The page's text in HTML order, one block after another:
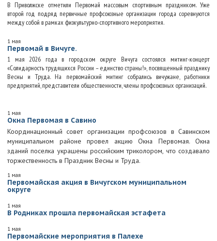
В Приволжске отметили Первомай массовым спортивным праздником. Уже
второй год подряд первичные профсоюзные организации города соревнуются
между собой в рамках физкультурно-спортивного мероприятия.
1 мая
Первомай в Вичуге.
1 мая 2026 года в городском округе Вичуга состоялся митинг-концерт
«Солидарность трудящихся России – единство страны!», посвященный празднику
Весны и Труда. На первомайский митинг собрались вичужане, работники
предприятий, представители общественности, члены профсоюзных организаций.
1 мая
Окна Первомая в Савино
Координационный совет организации профсоюзов в Савинском
муниципальном районе провел акцию Окна Первомая. Окна
зданий поселка украшены российским триколором, что создавало
торжественность в Праздник Весны и Труда.
1 мая
Первомайская акция в Вичугском муниципальном
округе
1 мая
В Родниках прошла первомайская эстафета
1 мая
Первомайские мероприятия в Палехе